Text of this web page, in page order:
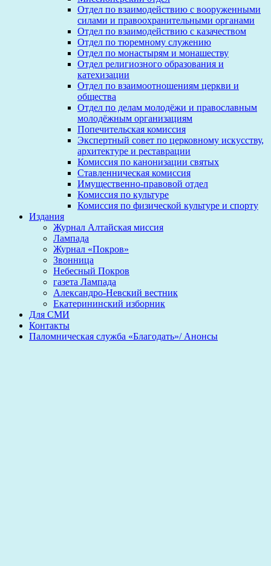
Отдел по взаимодействию с вооруженными
силами и правоохранительными органами
Отдел по взаимодействию с казачеством
Отдел по тюремному служению
Отдел по монастырям и монашеству
Отдел религиозного образования и
катехизации
Отдел по взаимоотношениям церкви и
общества
Отдел по делам молодёжи и православным
молодёжным организациям
Попечительская комиссия
Экспертный совет по церковному искусству,
архитектуре и реставрации
Комиссия по канонизации святых
Ставленническая комиссия
Имущественно-правовой отдел
Комиссия по культуре
Комиссия по физической культуре и спорту
Издания
Журнал Алтайская миссия
Лампада
Журнал «Покров»
Звонница
Небесный Покров
газета Лампада
Александро-Невский вестник
Екатерининский изборник
Для СМИ
Контакты
Паломническая служба «Благодать»/ Анонсы